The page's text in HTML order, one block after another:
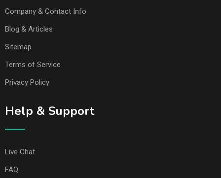
Company & Contact Info
Blog & Articles
Sitemap
Terms of Service
Privacy Policy
Help & Support
Live Chat
FAQ